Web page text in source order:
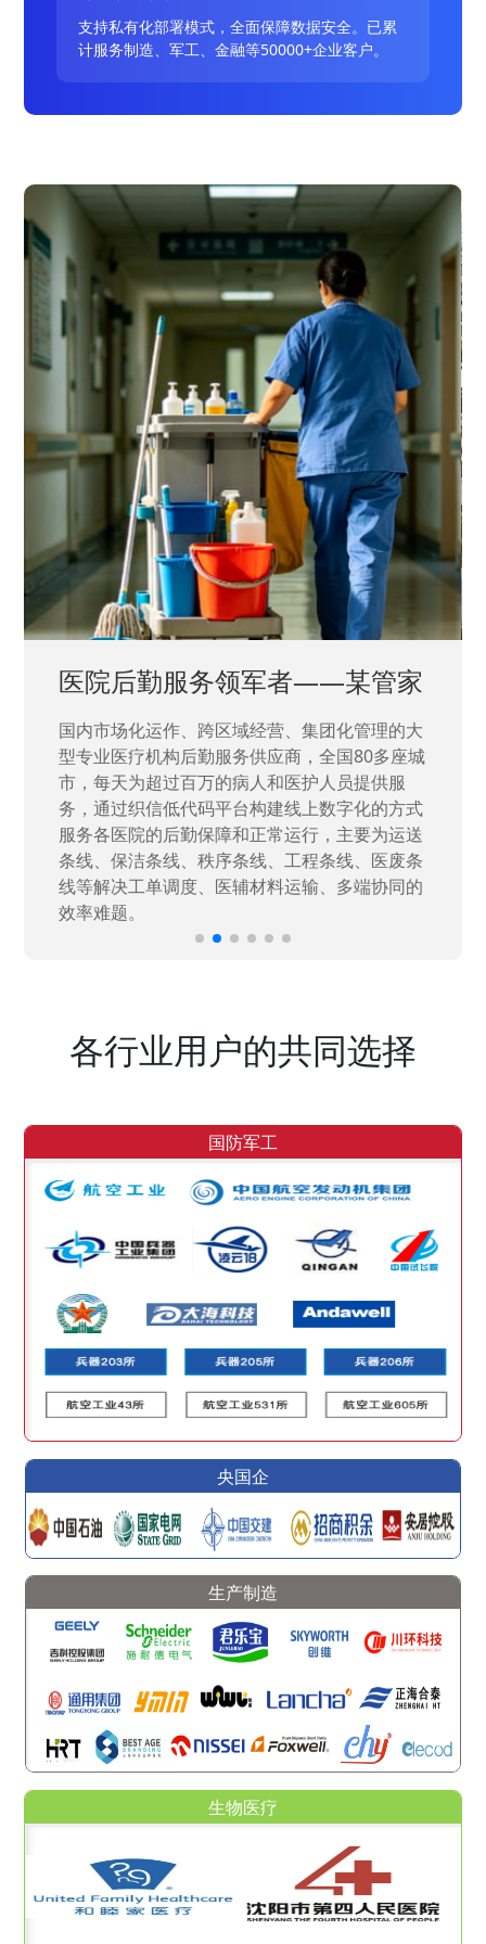
支持私有化部署模式，全面保障数据安全。已累
计服务制造、军工、金融等50000+企业客户。
医院后勤服务领军者——某管家
国内市场化运作、跨区域经营、集团化管理的大
型专业医疗机构后勤服务供应商，全国80多座城
市，每天为超过百万的病人和医护人员提供服
务，通过织信低代码平台构建线上数字化的方式
服务各医院的后勤保障和正常运行，主要为运送
条线、保洁条线、秩序条线、工程条线、医废条
线等解决工单调度、医辅材料运输、多端协同的
效率难题。
各行业用户的共同选择
国防军工
央国企
生产制造
生物医疗